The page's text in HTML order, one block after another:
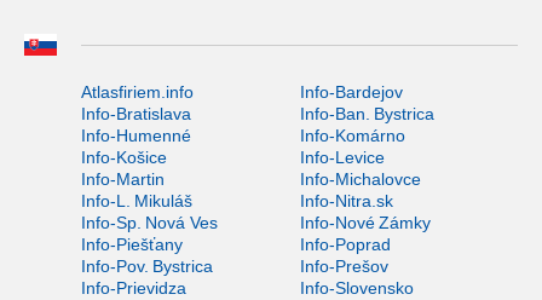
Atlasfiriem.info
Info-Bardejov
Info-Bratislava
Info-Ban. Bystrica
Info-Humenné
Info-Komárno
Info-Košice
Info-Levice
Info-Martin
Info-Michalovce
Info-L. Mikuláš
Info-Nitra.sk
Info-Sp. Nová Ves
Info-Nové Zámky
Info-Piešťany
Info-Poprad
Info-Pov. Bystrica
Info-Prešov
Info-Prievidza
Info-Slovensko